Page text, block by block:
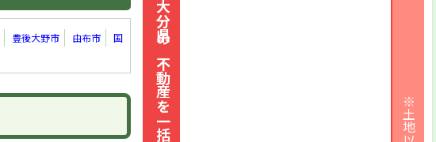
豊後大野市 由布市
国